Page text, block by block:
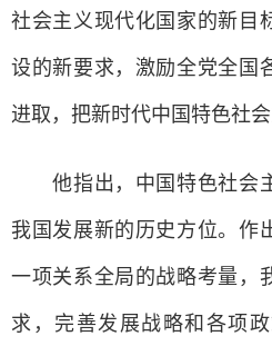
社会主义现代化国家的新目
设的新要求，激励全党全国
进取，把新时代中国特色社
他指出，中国特色社会
我国发展新的历史方位。作
一项关系全局的战略考量，
求，完善发展战略和各项